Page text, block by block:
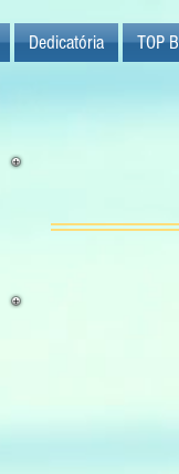
Dedicatória TOP